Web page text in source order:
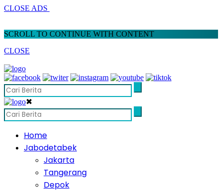
CLOSE ADS
SCROLL TO CONTINUE WITH CONTENT
CLOSE
✖
Home
Jabodetabek
Jakarta
Tangerang
Depok